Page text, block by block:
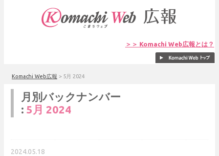
＞＞ Komachi Web広報とは？
Komachi Web広報 > 5月 2024
月別バックナンバー
: 5月 2024
2024.05.18